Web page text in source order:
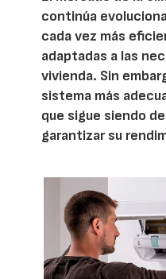
continúa
cada vez más
adaptadas a las
vivienda. Sin
sistema más
que sigue siendo
garantizar su